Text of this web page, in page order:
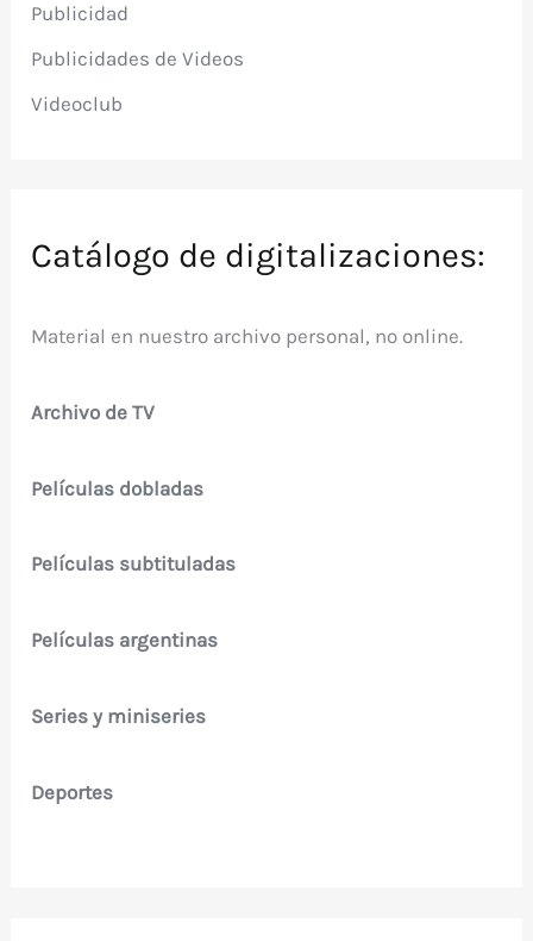
Publicidad
Publicidades de Videos
Videoclub
Catálogo de digitalizaciones:
Material en nuestro archivo personal, no online.
Archivo de TV
Películas dobladas
Películas subtituladas
Películas argentinas
Series y miniseries
Deportes